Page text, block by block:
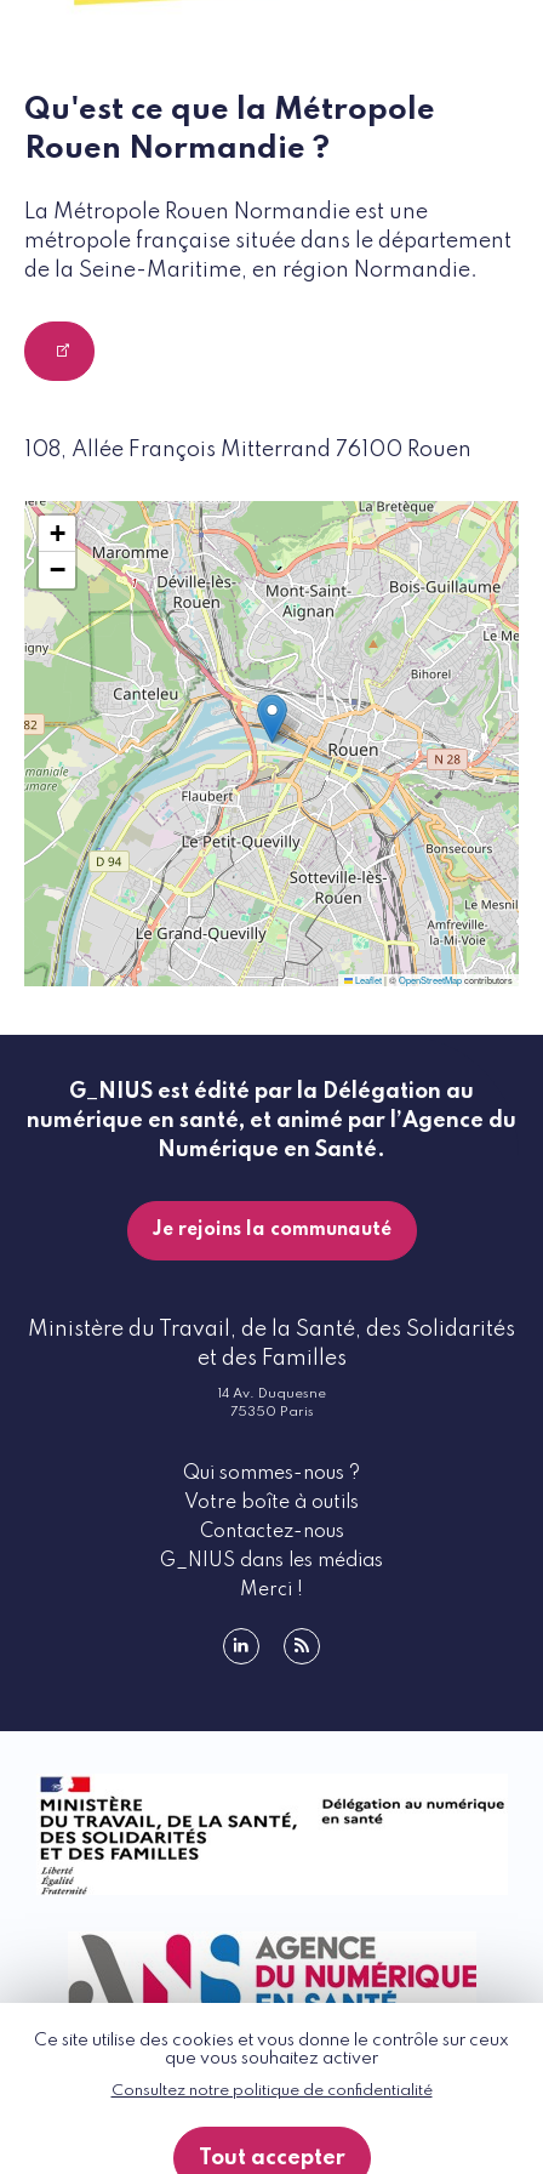
Ce site utilise des cookies et vous donne le contrôle sur ceux
que vous souhaitez activer
Consultez notre politique de confidentialité
Tout accepter
Qu'est ce que la Métropole
Rouen Normandie ?
La Métropole Rouen Normandie est une
métropole française située dans le département
de la Seine-Maritime, en région Normandie.
108, Allée François Mitterrand 76100 Rouen
+
−
Leaflet|©OpenStreetMapcontributors
G_NIUS est édité par la Délégation au
numérique en santé, et animé par l’Agence du
Numérique en Santé.
Je rejoins la communauté
Ministère du Travail, de la Santé, des Solidarités
et des Familles
14 Av. Duquesne
75350 Paris
Qui sommes-nous ?
Votre boîte à outils
Contactez-nous
G_NIUS dans les médias
Merci !
© G_NIUS 2026
Politique de confidentialité